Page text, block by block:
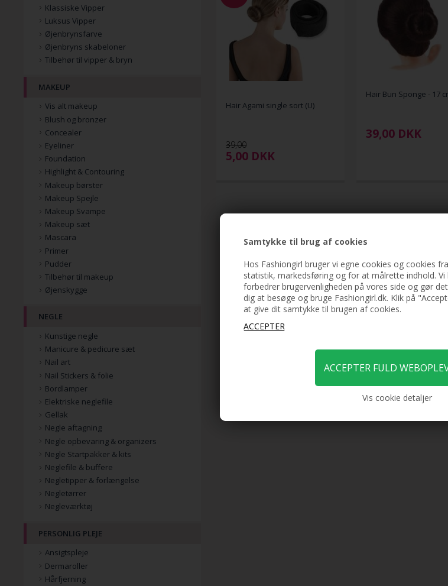
Samtykke til brug af cookies
Hos Fashiongirl bruger vi egne cookies og cookies
statistik, markedsføring og for at målrette indhold.
forbedrer brugervenligheden på vores side og gør
dig at besøge og bruge Fashiongirl.dk. Klik på
at give dit samtykke til brugen af cookies.
Vis cookie detaljer
Hair Agami single sort (U)
39,00
5,00 DKK
Hair Bun Sponge - 17
39,00 DKK
Klassiske Vipper
Luksus Vipper
Øjenbrynsfarve
Øjenbryns skabeloner
Tilbehør til vipper & bryn
MAKEUP
Vis alt makeup
Blush og bronzer
Concealer
Eyeliner
Foundation
Highlight & Contouring
Makeup børster
Makeup Spejle
Makeup Svampe
Makeup sæt
Mascara
Primer
Pudder
Tilbehør til makeup
Øjenskygge
NEGLE
Kunstige negle
Manicure & pedicure sæt
Nail art
Nail Stickers & folie
Bordlamper
Elektriske neglefile
Gellak
Negle aftagning
Negle opbevaring & organizers
Negle Startpakker & kits
Neglefile & buffere
Negletipper & forlængelse
Negletørrer
Negleværktøj
PERSONLIG PLEJE
Ansigtspleje
Dermaroller
Hårfjerning